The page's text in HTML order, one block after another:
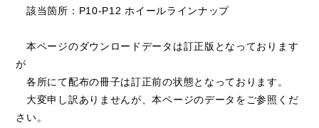
該当箇所：P10-P12 ホイールラインナップ
本ページのダウンロードデータは訂正版となっております
が
各所にて配布の冊子は訂正前の状態となっております。
大変申し訳ありませんが、本ページのデータをご参照くだ
さい。